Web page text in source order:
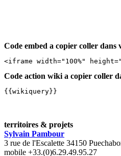
Code embed a copier coller dans
<iframe width="100%"
Code action wiki a copier coller
{{wikiquery}}
territoires & projets
Sylvain Pambour
3 rue de l'Escalette 34150
mobile +33.(0)6.29.49.95.27